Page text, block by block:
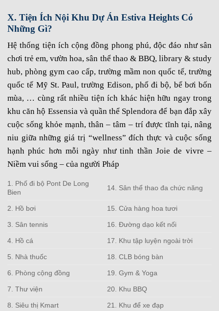
X. Tiện Ích Nội Khu Dự Án Estiva Heights Có
Những Gì?
Hệ thống tiện ích cộng đồng phong phú, độc đáo như sân
chơi trẻ em, vườn hoa, sân thể thao & BBQ, library & study
hub, phòng gym cao cấp, trường mầm non quốc tế, trường
quốc tế Mỹ St. Paul, trường Edison, phố đi bộ, bể bơi bốn
mùa, … cùng rất nhiều tiện ích khác hiện hữu ngay trong
khu căn hộ Essensia và quần thể Splendora để bạn đắp xây
cuộc sống khỏe mạnh, thân – tâm – trí được tĩnh tại, nâng
niu giữa những giá trị “wellness” đích thực và cuộc sống
hạnh phúc hơn mỗi ngày như tinh thần Joie de vivre –
Niềm vui sống – của người Pháp
1. Phố đi bộ Pont De Long
Bien
14. Sân thể thao đa chức năng
2. Hồ bơi 15. Cửa hàng hoa tươi
3. Sân tennis 16. Đường dạo kết nối
4. Hồ cá 17. Khu tập luyện ngoài trời
5. Nhà thuốc 18. CLB bóng bàn
6. Phòng cộng đồng 19. Gym & Yoga
7. Thư viện 20. Khu BBQ
8. Siêu thị Kmart 21. Khu để xe đạp